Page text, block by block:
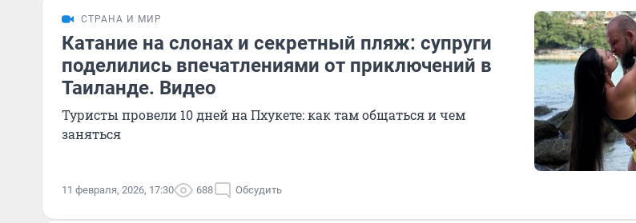
СТРАНА И МИР
Катание на слонах и секретный пляж: супруги
поделились впечатлениями от приключений в
Таиланде. Видео
Туристы провели 10 дней на Пхукете: как там общаться и чем
заняться
11 февраля, 2026, 17:30 688 Обсудить